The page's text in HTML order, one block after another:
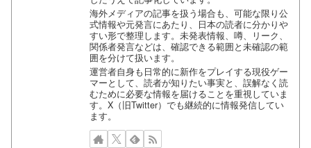
海外メディアの記事を扱う場合も、可能な限り公
式情報や元発言にあたり、日本の読者に分かりや
すい形で整理します。未発表情報、噂、リーク、
関係者発言などは、確認できる範囲と未確認の範
囲を分けて扱います。
運営者自身も日常的に新作をプレイする現役ゲー
マーとして、読者が知りたい事実と、誤解なく読
むために必要な情報を届けることを重視していま
す。X（旧Twitter）でも継続的に情報発信してい
ます。